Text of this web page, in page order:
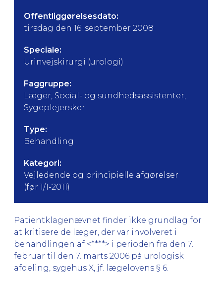
Offentliggørelsesdato:
tirsdag den 16. september 2008
Speciale:
Urinvejskirurgi (urologi)
Faggruppe:
Læger, Social- og sundhedsassistenter,
Sygeplejersker
Type:
Behandling
Kategori:
Vejledende og principielle afgørelser
(før 1/1-2011)
Patientklagenævnet finder ikke grundlag for
at kritisere de læger, der var involveret i
behandlingen af <****> i perioden fra den 7.
februar til den 7. marts 2006 på urologisk
afdeling, sygehus X, jf. lægelovens § 6.